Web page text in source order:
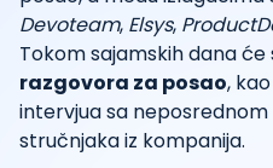
Devoteam, Elsys,
Tokom sajamskih dana će
razgovora za posao,
intervjua sa
stručnjaka iz kompanija.